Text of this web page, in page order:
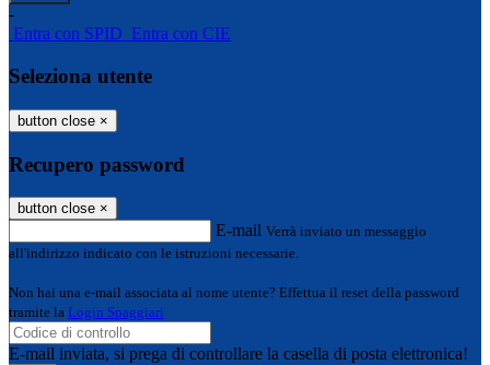
-
Entra con SPID Entra con CIE
Seleziona utente
button close ×
Recupero password
button close ×
E-mail Verrà inviato un messaggio
all'indirizzo indicato con le istruzioni necessarie.
Non hai una e-mail associata al nome utente? Effettua il reset della password
tramite la Login Spaggiari
E-mail inviata, si prega di controllare la casella di posta elettronica!